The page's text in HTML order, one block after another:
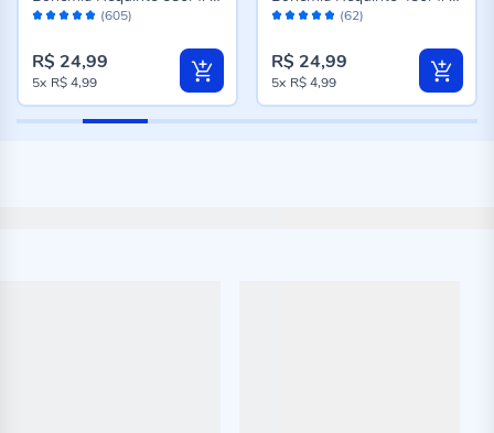
Avaliação: (605)
Transparente
R$ 24,99
5x R$ 4,99
Avaliação: (62)
Transparente
R$ 24,99
5x R$ 4,99